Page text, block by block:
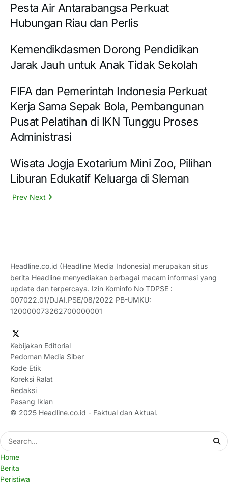
Pesta Air Antarabangsa Perkuat
Hubungan Riau dan Perlis
Kemendikdasmen Dorong Pendidikan
Jarak Jauh untuk Anak Tidak Sekolah
FIFA dan Pemerintah Indonesia Perkuat
Kerja Sama Sepak Bola, Pembangunan
Pusat Pelatihan di IKN Tunggu Proses
Administrasi
Wisata Jogja Exotarium Mini Zoo, Pilihan
Liburan Edukatif Keluarga di Sleman
Prev Next
Headline.co.id (Headline Media Indonesia) merupakan situs
berita Headline menyediakan berbagai macam informasi yang
update dan terpercaya. Izin Kominfo No TDPSE :
007022.01/DJAI.PSE/08/2022 PB-UMKU:
120000073262700000001
Kebijakan Editorial
Pedoman Media Siber
Kode Etik
Koreksi Ralat
Redaksi
Pasang Iklan
© 2025 Headline.co.id - Faktual dan Aktual.
Home
Berita
Peristiwa